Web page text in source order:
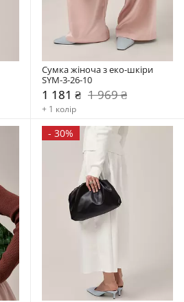
Сумка жіноча з еко-шкіри
SYM-3-26-10
1 181 ₴ 1 969 ₴
+ 1 колір
- 30%